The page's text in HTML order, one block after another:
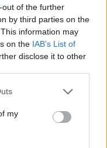
of the further
by third parties on the
information may
on the IAB’s List of
disclose it to other
my